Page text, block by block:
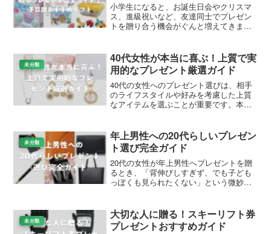
小学生になると、お誕生日会やクリスマ
ス、進級祝いなど、友達同士でプレゼン
トを贈り合う機会がぐんと増えてきま
解？」「男の子と女の子で何を選べばい
い？」と、お子さん本人だけでな...
未分類
40代女性が本当に喜ぶ！上質で実
用的なプレゼント厳選ガイド
40代の女性へのプレゼント選びは、相手
のライフスタイルや好みを考慮した上質
なアイテムを選ぶことが重要です。本記
す。年代に合わせた洗練されたギフト選
びのポイントを押さえる...
未分類
年上男性への20代らしいプレゼン
ト選び完全ガイド
20代の女性が年上男性へプレゼントを贈
るとき、「背伸びしすぎず、でも子ども
っぽくも見られたくない」という微妙な
るほど、持ち物や好みにもこだわりが出
てきますし、自分では...
未分類
大切な人に贈る！スキーリフト券
プレゼントおすすめガイド